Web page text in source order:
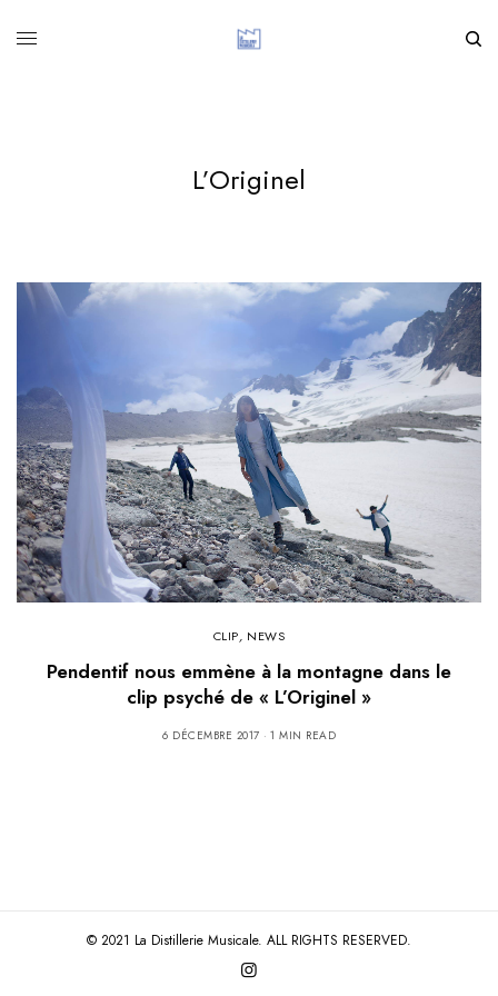
L’Originel
CLIP, NEWS
Pendentif nous emmène à la montagne dans le
clip psyché de « L’Originel »
6 DÉCEMBRE 2017 1 MIN READ
© 2021 La Distillerie Musicale. ALL RIGHTS RESERVED.